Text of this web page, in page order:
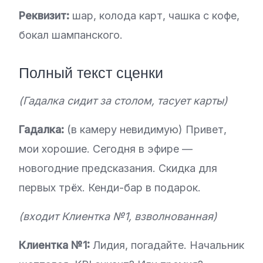
Реквизит: шар, колода карт, чашка с кофе,
бокал шампанского.
Полный текст сценки
(Гадалка сидит за столом, тасует карты)
Гадалка: (в камеру невидимую) Привет,
мои хорошие. Сегодня в эфире —
новогодние предсказания. Скидка для
первых трёх. Кенди-бар в подарок.
(входит Клиентка №1, взволнованная)
Клиентка №1: Лидия, погадайте. Начальник